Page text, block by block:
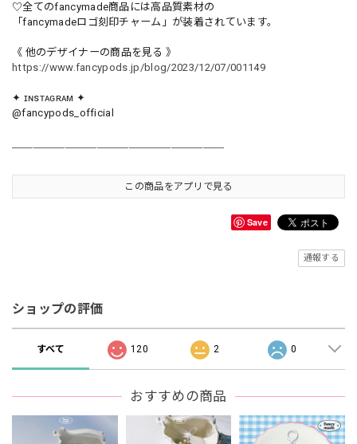
♡全てのfancymade商品には高品質素材の
「fancymadeロゴ刻印チャーム」が装着されています。
《 他のデザイナーの商品を見る 》
https://www.fancypods.jp/blog/2023/12/07/001149
✦ ɪɴsᴛᴀɢʀᴀᴍ ✦
@fancypods_official
この商品をアプリで見る
Save
通報する
ショップの評価
すべて 120 2 0
おすすめの商品